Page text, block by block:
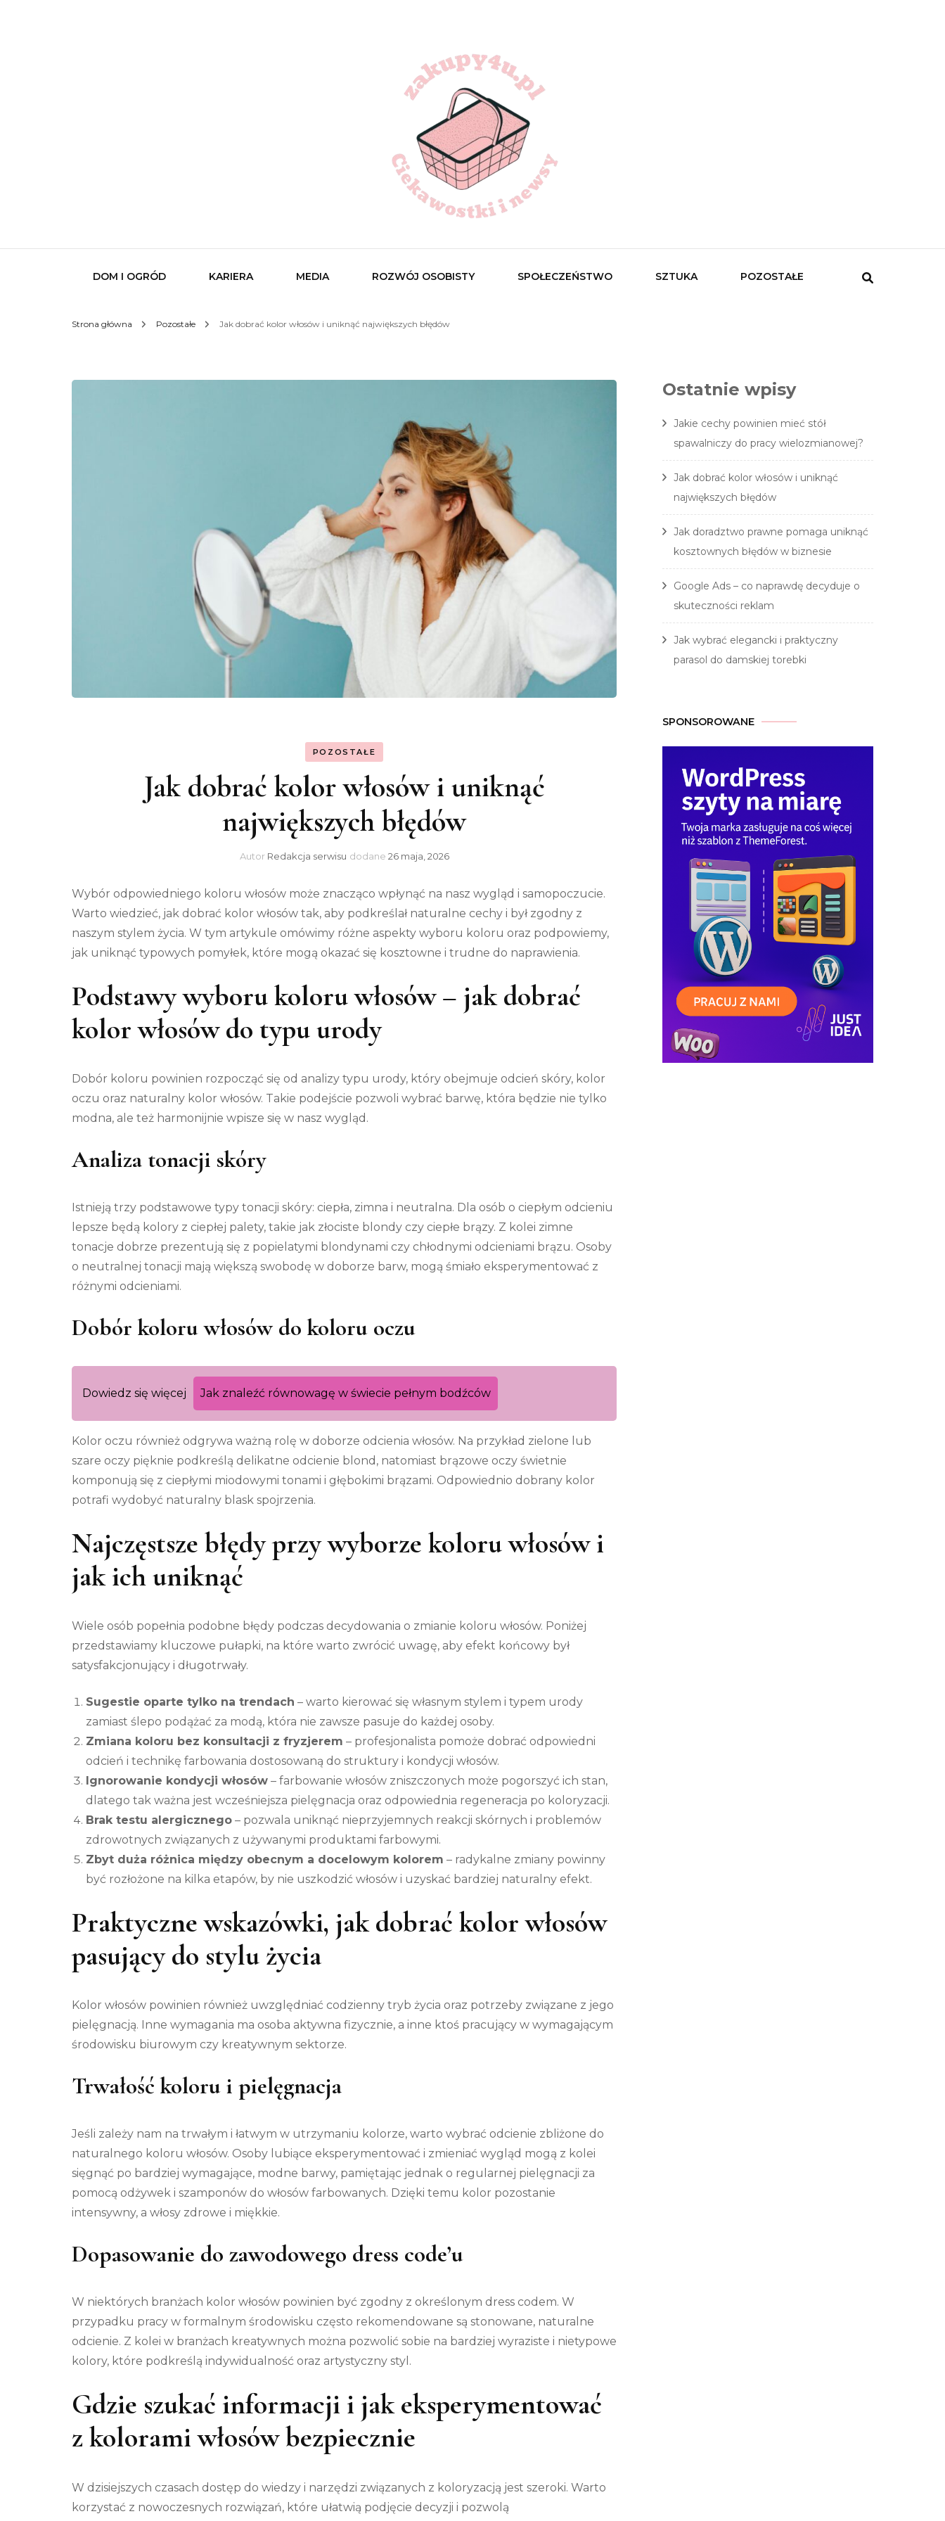
zakupy4u.pl
DOM I OGRÓD KARIERA MEDIA ROZWÓJ OSOBISTY SPOŁECZEŃSTWO SZTUKA POZOSTAŁE
Strona główna Pozostałe Jak dobrać kolor włosów i uniknąć największych błędów
POZOSTAŁE
Jak dobrać kolor włosów i uniknąć
największych błędów
Autor Redakcja serwisu dodane 26 maja, 2026
Wybór odpowiedniego koloru włosów może znacząco wpłynąć na nasz wygląd i samopoczucie.
Warto wiedzieć, jak dobrać kolor włosów tak, aby podkreślał naturalne cechy i był zgodny z
naszym stylem życia. W tym artykule omówimy różne aspekty wyboru koloru oraz podpowiemy,
jak uniknąć typowych pomyłek, które mogą okazać się kosztowne i trudne do naprawienia.
Podstawy wyboru koloru włosów – jak dobrać
kolor włosów do typu urody
Dobór koloru powinien rozpocząć się od analizy typu urody, który obejmuje odcień skóry, kolor
oczu oraz naturalny kolor włosów. Takie podejście pozwoli wybrać barwę, która będzie nie tylko
modna, ale też harmonijnie wpisze się w nasz wygląd.
Analiza tonacji skóry
Istnieją trzy podstawowe typy tonacji skóry: ciepła, zimna i neutralna. Dla osób o ciepłym odcieniu
lepsze będą kolory z ciepłej palety, takie jak złociste blondy czy ciepłe brązy. Z kolei zimne
tonacje dobrze prezentują się z popielatymi blondynami czy chłodnymi odcieniami brązu. Osoby
o neutralnej tonacji mają większą swobodę w doborze barw, mogą śmiało eksperymentować z
różnymi odcieniami.
Dobór koloru włosów do koloru oczu
Dowiedz się więcej Jak znaleźć równowagę w świecie pełnym bodźców
Kolor oczu również odgrywa ważną rolę w doborze odcienia włosów. Na przykład zielone lub
szare oczy pięknie podkreślą delikatne odcienie blond, natomiast brązowe oczy świetnie
komponują się z ciepłymi miodowymi tonami i głębokimi brązami. Odpowiednio dobrany kolor
potrafi wydobyć naturalny blask spojrzenia.
Najczęstsze błędy przy wyborze koloru włosów i
jak ich uniknąć
Wiele osób popełnia podobne błędy podczas decydowania o zmianie koloru włosów. Poniżej
przedstawiamy kluczowe pułapki, na które warto zwrócić uwagę, aby efekt końcowy był
satysfakcjonujący i długotrwały.
Sugestie oparte tylko na trendach – warto kierować się własnym stylem i typem urody
zamiast ślepo podążać za modą, która nie zawsze pasuje do każdej osoby.
Zmiana koloru bez konsultacji z fryzjerem – profesjonalista pomoże dobrać odpowiedni
odcień i technikę farbowania dostosowaną do struktury i kondycji włosów.
Ignorowanie kondycji włosów – farbowanie włosów zniszczonych może pogorszyć ich stan,
dlatego tak ważna jest wcześniejsza pielęgnacja oraz odpowiednia regeneracja po koloryzacji.
Brak testu alergicznego – pozwala uniknąć nieprzyjemnych reakcji skórnych i problemów
zdrowotnych związanych z używanymi produktami farbowymi.
Zbyt duża różnica między obecnym a docelowym kolorem – radykalne zmiany powinny
być rozłożone na kilka etapów, by nie uszkodzić włosów i uzyskać bardziej naturalny efekt.
Praktyczne wskazówki, jak dobrać kolor włosów
pasujący do stylu życia
Kolor włosów powinien również uwzględniać codzienny tryb życia oraz potrzeby związane z jego
pielęgnacją. Inne wymagania ma osoba aktywna fizycznie, a inne ktoś pracujący w wymagającym
środowisku biurowym czy kreatywnym sektorze.
Trwałość koloru i pielęgnacja
Jeśli zależy nam na trwałym i łatwym w utrzymaniu kolorze, warto wybrać odcienie zbliżone do
naturalnego koloru włosów. Osoby lubiące eksperymentować i zmieniać wygląd mogą z kolei
sięgnąć po bardziej wymagające, modne barwy, pamiętając jednak o regularnej pielęgnacji za
pomocą odżywek i szamponów do włosów farbowanych. Dzięki temu kolor pozostanie
intensywny, a włosy zdrowe i miękkie.
Dopasowanie do zawodowego dress code’u
W niektórych branżach kolor włosów powinien być zgodny z określonym dress codem. W
przypadku pracy w formalnym środowisku często rekomendowane są stonowane, naturalne
odcienie. Z kolei w branżach kreatywnych można pozwolić sobie na bardziej wyraziste i nietypowe
kolory, które podkreślą indywidualność oraz artystyczny styl.
Gdzie szukać informacji i jak eksperymentować
z kolorami włosów bezpiecznie
W dzisiejszych czasach dostęp do wiedzy i narzędzi związanych z koloryzacją jest szeroki. Warto
korzystać z nowoczesnych rozwiązań, które ułatwią podjęcie decyzji i pozwolą
Ostatnie wpisy
Jakie cechy powinien mieć stół
spawalniczy do pracy wielozmianowej?
Jak dobrać kolor włosów i uniknąć
największych błędów
Jak doradztwo prawne pomaga uniknąć
kosztownych błędów w biznesie
Google Ads – co naprawdę decyduje o
skuteczności reklam
Jak wybrać elegancki i praktyczny
parasol do damskiej torebki
SPONSOROWANE